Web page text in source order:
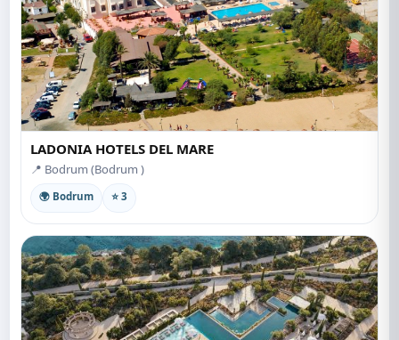
LADONIA HOTELS DEL MARE
📍 Bodrum (Bodrum )
🌍 Bodrum ⭐ 3